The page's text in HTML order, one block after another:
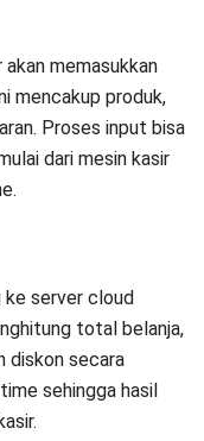
memasukkan
mencakup produk,
Proses input bisa
dari mesin kasir
server cloud
total belanja,
diskon secara
sehingga hasil